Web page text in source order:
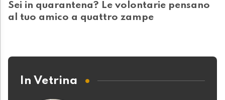
Sei in quarantena? Le volontarie pensano
al tuo amico a quattro zampe
In Vetrina